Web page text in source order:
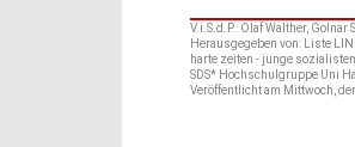
V.i.S.d.P.: Olaf Walther,
Herausgegeben von: Liste
harte zeiten - junge
SDS* Hochschulgruppe Uni
Veröffentlicht am Mittwoch,